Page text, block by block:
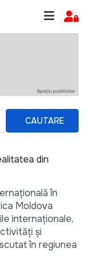
CAUTARE
din
în
Moldova
internaționale,
și
în regiunea